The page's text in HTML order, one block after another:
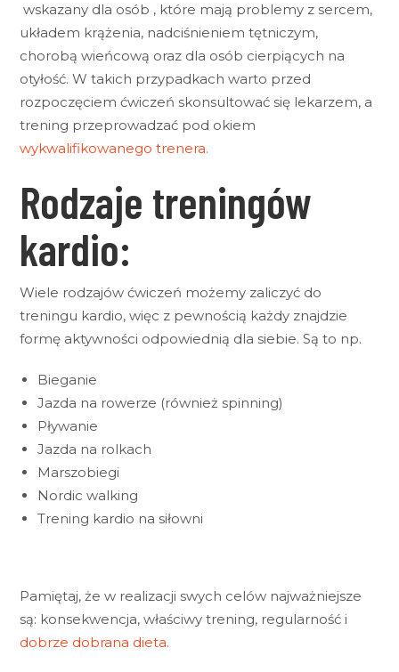
wskazany dla osób , które mają problemy z sercem,
układem krążenia, nadciśnieniem tętniczym,
chorobą wieńcową oraz dla osób cierpiących na
otyłość. W takich przypadkach warto przed
rozpoczęciem ćwiczeń skonsultować się lekarzem, a
trening przeprowadzać pod okiem
wykwalifikowanego trenera.
Rodzaje treningów
kardio:
Wiele rodzajów ćwiczeń możemy zaliczyć do
treningu kardio, więc z pewnością każdy znajdzie
formę aktywności odpowiednią dla siebie. Są to np.
Bieganie
Jazda na rowerze (również spinning)
Pływanie
Jazda na rolkach
Marszobiegi
Nordic walking
Trening kardio na siłowni
Pamiętaj, że w realizacji swych celów najważniejsze
są: konsekwencja, właściwy trening, regularność i
dobrze dobrana dieta.